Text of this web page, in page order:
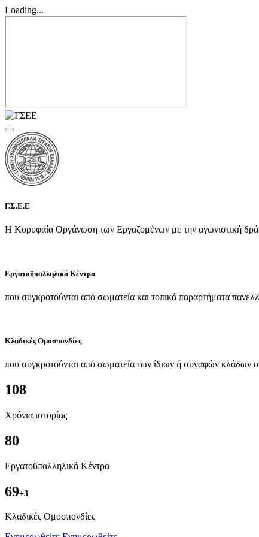
Loading...
Γ.Σ.Ε.Ε
Η Κορυφαία Οργάνωση των Εργαζομένων με την αγωνιστική
Εργατοϋπαλληλικά Κέντρα
που συγκροτούνται από σωματεία και τοπικά παραρτήματα
Κλαδικές Ομοσπονδίες
που συγκροτούνται από σωματεία των ίδιων ή συναφών κλάδων
108
Χρόνια ιστορίας
80
Εργατοϋπαλληλικά Κέντρα
69+3
Kλαδικές Ομοσπονδίες